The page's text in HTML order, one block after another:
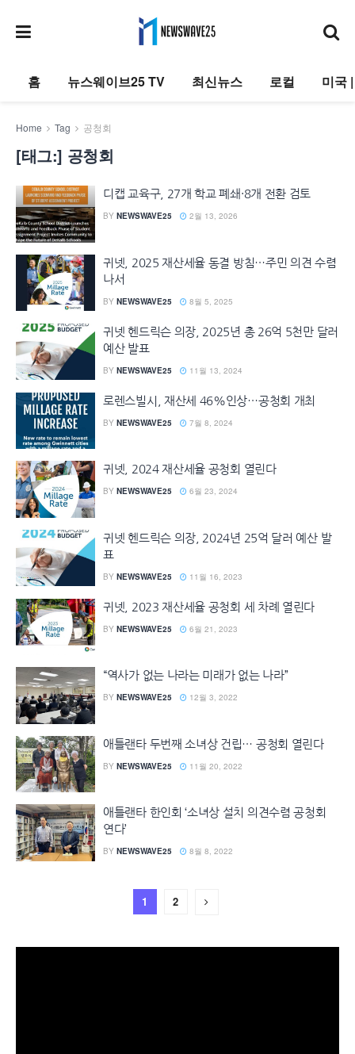
홈 뉴스웨이브25 TV 최신뉴스 로컬 미국
Home Tag 공청회
[태그:] 공청회
디캡 교육구, 27개 학교 폐쇄·8개 전환 검토
BY NEWSWAVE25 2월 13, 2026
귀넷, 2025 재산세율 동결 방침…주민 의견 수렴
나서
BY NEWSWAVE25 8월 5, 2025
귀넷 헨드릭슨 의장, 2025년 총 26억 5천만 달러
예산 발표
BY NEWSWAVE25 11월 13, 2024
로렌스빌시, 재산세 46%인상…공청회 개최
BY NEWSWAVE25 7월 8, 2024
귀넷, 2024 재산세율 공청회 열린다
BY NEWSWAVE25 6월 23, 2024
귀넷 헨드릭슨 의장, 2024년 25억 달러 예산 발
표
BY NEWSWAVE25 11월 16, 2023
귀넷, 2023 재산세율 공청회 세 차례 열린다
BY NEWSWAVE25 6월 21, 2023
“역사가 없는 나라는 미래가 없는 나라”
BY NEWSWAVE25 12월 3, 2022
애틀랜타 두번째 소녀상 건립… 공청회 열린다
BY NEWSWAVE25 11월 20, 2022
애틀랜타 한인회 ‘소녀상 설치 의견수렴 공청회
연다’
BY NEWSWAVE25 8월 8, 2022
1 2